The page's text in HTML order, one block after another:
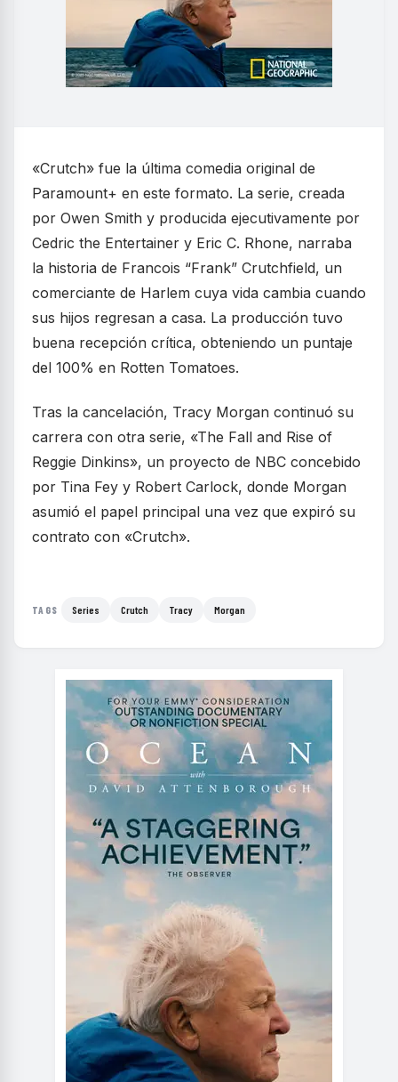
«Crutch» fue la última comedia original de
Paramount+ en este formato. La serie, creada
por Owen Smith y producida ejecutivamente por
Cedric the Entertainer y Eric C. Rhone, narraba
la historia de Francois “Frank” Crutchfield, un
comerciante de Harlem cuya vida cambia cuando
sus hijos regresan a casa. La producción tuvo
buena recepción crítica, obteniendo un puntaje
del 100% en Rotten Tomatoes.
Tras la cancelación, Tracy Morgan continuó su
carrera con otra serie, «The Fall and Rise of
Reggie Dinkins», un proyecto de NBC concebido
por Tina Fey y Robert Carlock, donde Morgan
asumió el papel principal una vez que expiró su
contrato con «Crutch».
TAGS Series Crutch Tracy Morgan